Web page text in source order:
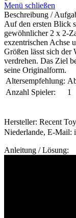
Menü schließen
Beschreibung /
Auf den ersten Blick
gewöhnlicher 2 x 2-
exzentrischen Achse
Größen lässt sich der
verdrehen. Das Ziel
seine Originalform.
Altersempfehlung:
Anzahl Spieler:
1
Hersteller: Recent
Niederlande, E-Mail:
Anleitung / Lösung: